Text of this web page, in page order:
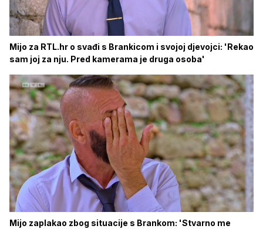
Mijo za RTL.hr o svađi s Brankicom i svojoj djevojci: 'Rekao
sam joj za nju. Pred kamerama je druga osoba'
Mijo zaplakao zbog situacije s Brankom: 'Stvarno me